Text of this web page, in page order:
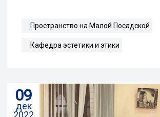
Пространство на Малой Посадской
Кафедра эстетики и этики
09
дек
2022